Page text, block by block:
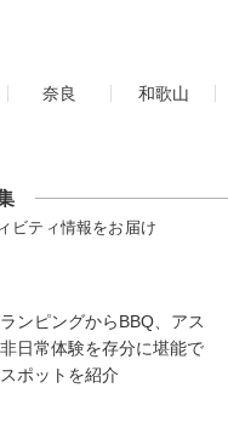
奈良
和歌山
ビティ情報をお届け
ンピングからBBQ、アス
日常体験を存分に堪能で
ポットを紹介